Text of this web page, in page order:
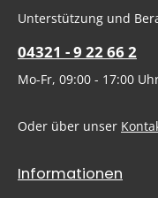
einverstanden.
Um weiterzugehen,
ein*
Unterstützung und
04321 - 9 22 66 2
Mo-Fr, 09:00 - 17:00
Oder über unser
Informationen